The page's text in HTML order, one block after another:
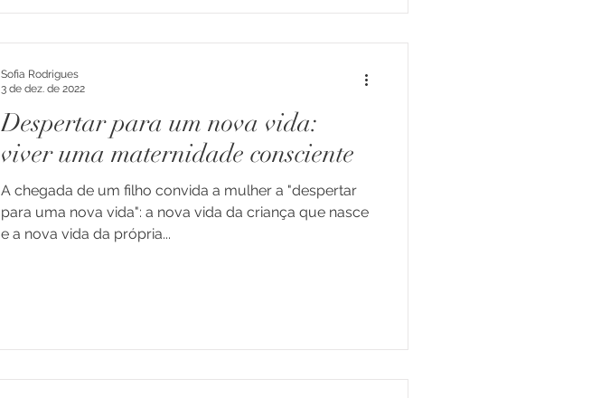
Despertar para um nova vida:
viver uma maternidade consciente
A chegada de um filho convida a mulher a "despertar
para uma nova vida": a nova vida da criança que nasce
e a nova vida da própria...
Sofia Rodrigues
3 de dez. de 2022